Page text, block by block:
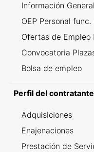
Información General
OEP Personal
Ofertas de Empleo
Convocatoria
Bolsa de empleo
Perfil del contratante
Adquisiciones
Enajenaciones
Prestación de